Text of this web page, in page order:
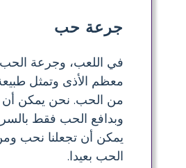
جرعة حب
في اللعب، وجرعة
معظم الأذى وتمثل طبيعة
من الحب. نحن يمكن أن
وبدافع الحب فقط
يمكن أن تجعلنا نحب
الحب بعيدا.